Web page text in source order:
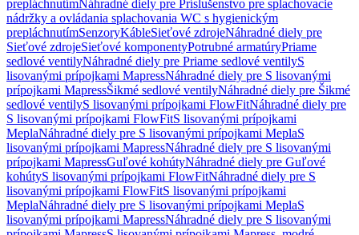
prepláchnutímNáhradné diely pre Príslušenstvo pre splachovacie
nádržky a ovládania splachovania WC s hygienickým
prepláchnutímSenzoryKábleSieťové zdrojeNáhradné diely pre
Sieťové zdrojeSieťové komponentyPotrubné armatúryPriame
sedlové ventilyNáhradné diely pre Priame sedlové ventilyS
lisovanými prípojkami MapressNáhradné diely pre S lisovanými
prípojkami MapressŠikmé sedlové ventilyNáhradné diely pre Šikmé
sedlové ventilyS lisovanými prípojkami FlowFitNáhradné diely pre
S lisovanými prípojkami FlowFitS lisovanými prípojkami
MeplaNáhradné diely pre S lisovanými prípojkami MeplaS
lisovanými prípojkami MapressNáhradné diely pre S lisovanými
prípojkami MapressGuľové kohútyNáhradné diely pre Guľové
kohútyS lisovanými prípojkami FlowFitNáhradné diely pre S
lisovanými prípojkami FlowFitS lisovanými prípojkami
MeplaNáhradné diely pre S lisovanými prípojkami MeplaS
lisovanými prípojkami MapressNáhradné diely pre S lisovanými